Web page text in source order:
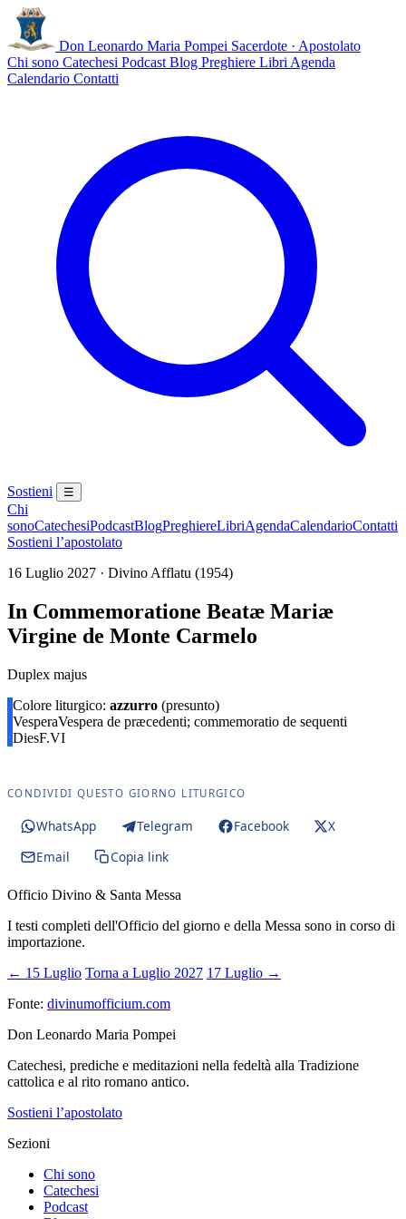
Don Leonardo Maria Pompei Sacerdote · Apostolato
Chi sono Catechesi Podcast Blog Preghiere Libri Agenda
Calendario Contatti
Sostieni ☰
Chi
sonoCatechesiPodcastBlogPreghiereLibriAgendaCalendarioContatti
Sostieni l’apostolato
16 Luglio 2027 · Divino Afflatu (1954)
In Commemoratione Beatæ Mariæ
Virgine de Monte Carmelo
Duplex majus
Colore liturgico: azzurro (presunto)
VesperaVespera de præcedenti; commemoratio de sequenti
DiesF.VI
CONDIVIDI QUESTO GIORNO LITURGICO
WhatsApp Telegram Facebook
X
Email
Copia link
Officio Divino & Santa Messa
I testi completi dell'Officio del giorno e della Messa sono in corso di
importazione.
← 15 Luglio Torna a Luglio 2027 17 Luglio →
Fonte: divinumofficium.com
Don Leonardo Maria Pompei
Catechesi, prediche e meditazioni nella fedeltà alla Tradizione
cattolica e al rito romano antico.
Sostieni l’apostolato
Sezioni
Chi sono
Catechesi
Podcast